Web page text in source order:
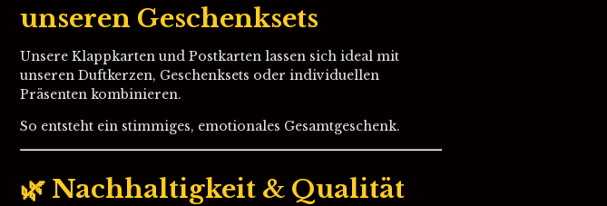
unseren Geschenksets
Unsere Klappkarten und Postkarten lassen sich ideal mit
unseren Duftkerzen, Geschenksets oder individuellen
Präsenten kombinieren.
So entsteht ein stimmiges, emotionales Gesamtgeschenk.
🌿 Nachhaltigkeit & Qualität